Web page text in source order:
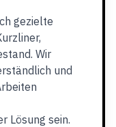
gezielte
Wir
und
Lösung sein.